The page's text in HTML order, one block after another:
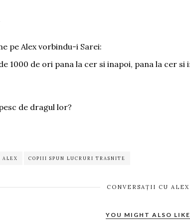
pe Alex vorbindu-i Sarei:
1000 de ori pana la cer si inapoi, pana la cer
de dragul lor?
ALEX COPIII SPUN LUCRURI TRASNITE
CONVERSAȚII CU ALEX
YOU MIGHT ALSO LIKE